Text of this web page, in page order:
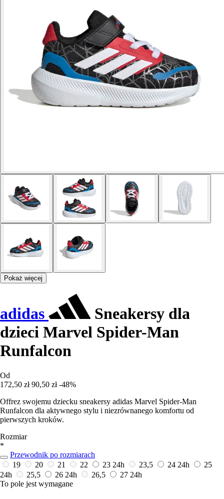
Pokaż więcej
adidas
Sneakersy dla
dzieci Marvel Spider-Man
Runfalcon
Od
172,50 zł 90,50 zł -48%
Offrez swojemu dziecku sneakersy adidas Marvel Spider-Man
Runfalcon dla aktywnego stylu i niezrównanego komfortu od
pierwszych kroków.
Rozmiar
*
Przewodnik po rozmiarach
19
20 21 22 23 24h 23,5 24 24h
25
24h
25,5 26 24h 26,5 27 24h
To pole jest wymagane